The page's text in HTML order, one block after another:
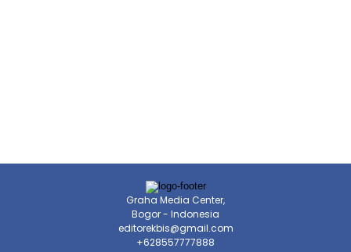
Graha Media Center,
Bogor - Indonesia
editorekbis@gmail.com
+628557777888